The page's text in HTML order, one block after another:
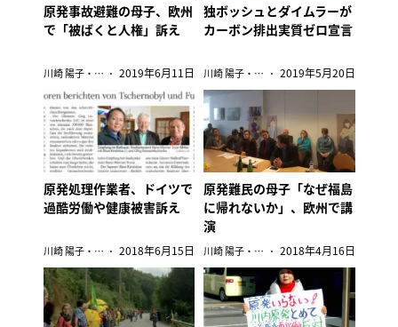
原発事故避難の母子、欧州
で「被ばくと人権」訴え
川崎 陽子・ドイツ 2019年6月11日
独ボッシュとダイムラーが
カーボン排出実質ゼロ宣言
川崎 陽子・ドイツ 2019年5月20日
原発処理作業者、ドイツで
過酷労働や健康被害訴え
川崎 陽子・ドイツ 2018年6月15日
原発難民の母子「なぜ福島
に帰れないか」、欧州で講
演
川崎 陽子・ドイツ 2018年4月16日